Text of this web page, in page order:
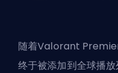
随着Valorant
终于被添加到全球播